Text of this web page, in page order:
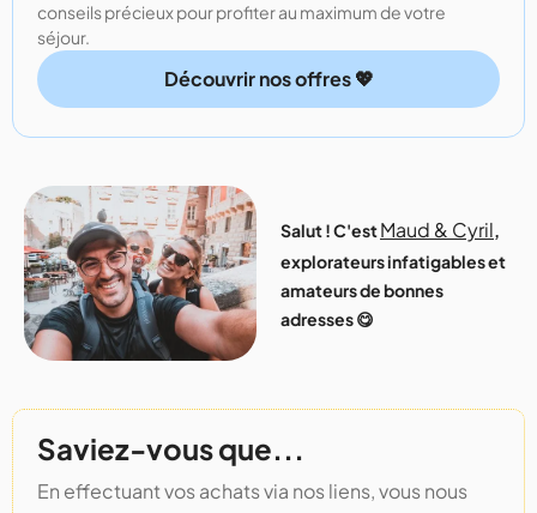
conseils précieux pour profiter au maximum de votre
séjour.
Découvrir nos offres 💖
Salut ! C'estMaud & Cyril,
explorateurs infatigables et
amateurs de bonnes
adresses 😋
Saviez-vous que...
En effectuant vos achats via nos liens, vous nous